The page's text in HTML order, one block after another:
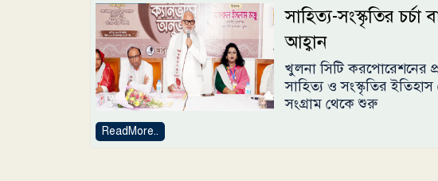
সাহিত্য-সংস্কৃতির
আহ্বান
খুলনা সিটি করপোরেশনের
সাহিত্য ও সংস্কৃতির
সংগ্রাম থেকে শুরু
ReadMore..